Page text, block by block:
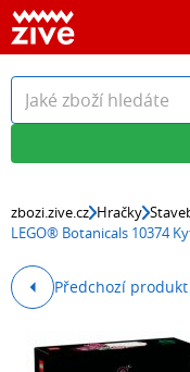
zbozi.zive.cz Hračky
LEGO® Botanicals 10374
Předchozí produkt